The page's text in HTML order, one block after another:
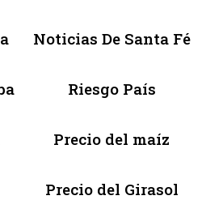
Noticias De Santa Fé
Riesgo País
Precio del maíz
Precio del Girasol